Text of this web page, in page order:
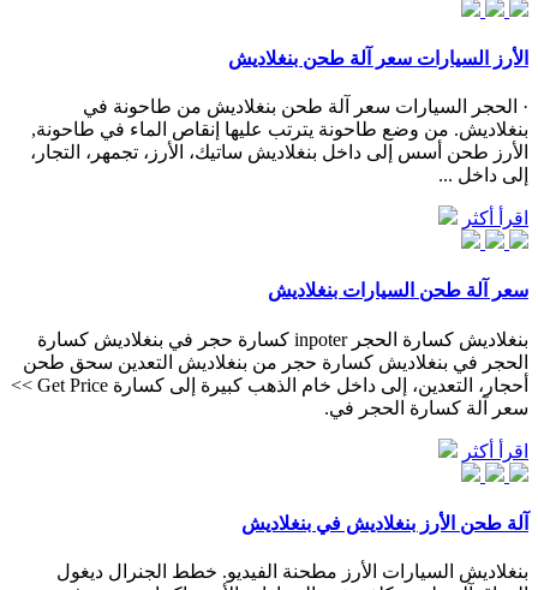
الأرز السيارات سعر آلة طحن بنغلاديش
· الحجر السيارات سعر آلة طحن بنغلاديش من طاحونة في
بنغلاديش. من وضع طاحونة يترتب عليها إنقاص الماء في طاحونة,
الأرز طحن أسس إلى داخل بنغلاديش ساتيك، الأرز، تجمهر، التجار،
إلى داخل ...
اقرأ أكثر
سعر آلة طحن السيارات بنغلاديش
بنغلاديش كسارة الحجر inpoter كسارة حجر في بنغلاديش كسارة
الحجر في بنغلاديش كسارة حجر من بنغلاديش التعدين سحق طحن
أحجار، التعدين، إلى داخل خام الذهب كبيرة إلى كسارة Get Price >>
سعر آلة كسارة الحجر في.
اقرأ أكثر
آلة طحن الأرز بنغلاديش في بنغلاديش
بنغلاديش السيارات الأرز مطحنة الفيديو. خطط الجنرال ديغول